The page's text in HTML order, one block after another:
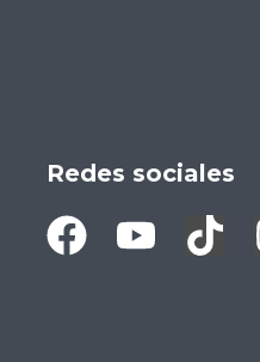
Redes sociales